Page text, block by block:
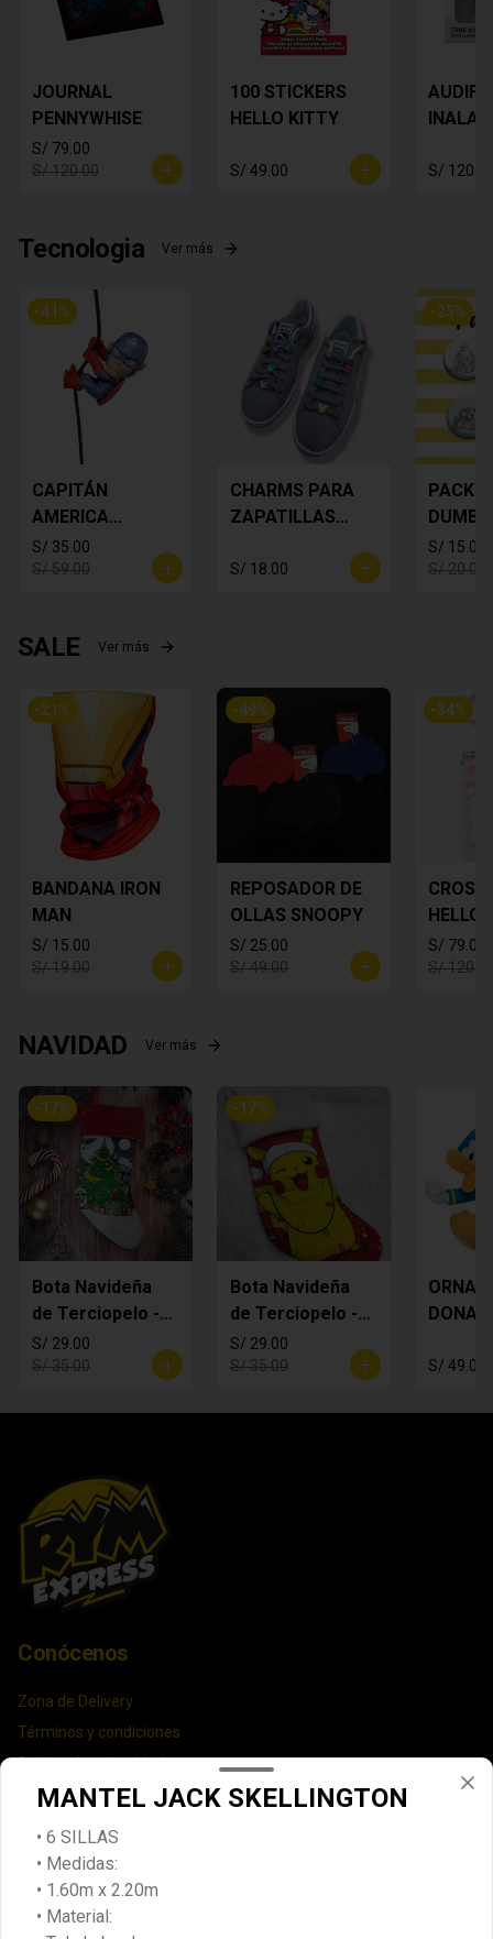
JOURNAL
PENNYWHISE
S/ 79.00
S/ 120.00
100 STICKERS
HELLO KITTY
S/ 49.00
Yoda
S/
Tecnologia Ver más
-41 %
CAPITÁN
AMERICA
DECORATIVO
S/ 35.00
S/ 59.00
CHARMS PARA
ZAPATILLAS
6
S/ 18.00
-25%
PACK
S/ 15.00
S/ 20.00
SALE Ver más
-21 %
BANDANA IRON
MAN
S/ 15.00
S/ 19.00
-49%
REPOSADOR DE
OLLAS SNOOPY
S/ 25.00
S/ 49.00
-34%
HELLO
S/ 79.00
S/
NAVIDAD Ver más
-17%
Bota Navideña
de Terciopelo -
MANDALORIAN
S/ 29.00
S/ 35.00
-17%
Bota Navideña
de Terciopelo -
Pikachi
S/ 29.00
S/ 35.00
S/ 49.00
Conócenos
Zona de Delivery
Términos y condiciones
Política de privacidad
Redes sociales
Instagram
Facebook
MANTEL JACK SKELLINGTON
• 6 SILLAS
• Medidas:
• 1.60m x 2.20m
• Material: